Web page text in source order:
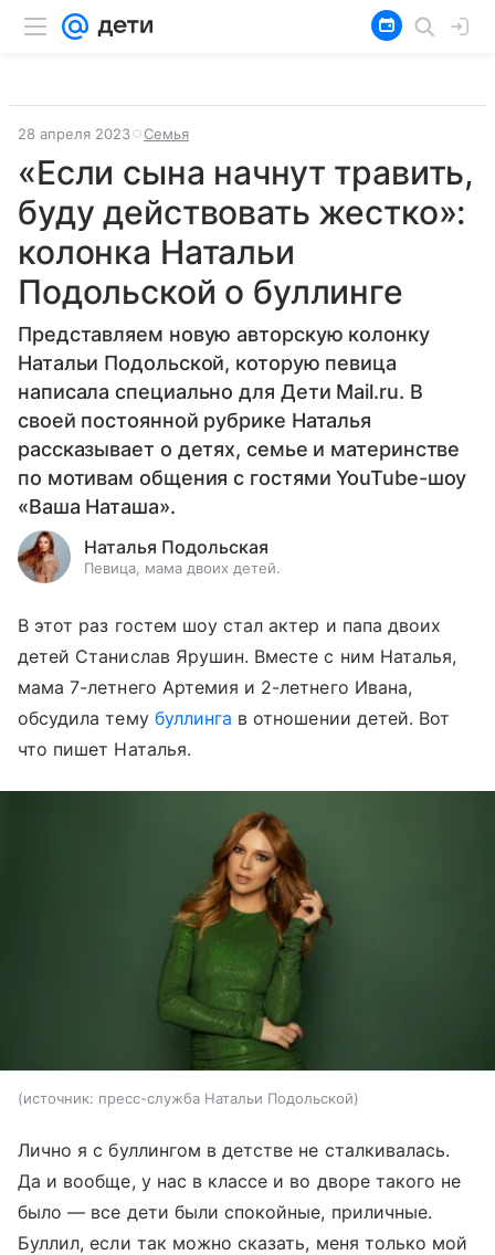
28 апреля 2023 Семья
«Если сына начнут травить,
буду действовать жестко»:
колонка Натальи
Подольской о буллинге
Представляем новую авторскую колонку
Натальи Подольской, которую певица
написала специально для Дети Mail.ru. В
своей постоянной рубрике Наталья
рассказывает о детях, семье и материнстве
по мотивам общения с гостями YouTube-шоу
«Ваша Наташа».
Наталья Подольская
Певица, мама двоих детей.
В этот раз гостем шоу стал актер и папа двоих
детей Станислав Ярушин. Вместе с ним Наталья,
мама 7-летнего Артемия и 2-летнего Ивана,
обсудила тему буллинга в отношении детей. Вот
что пишет Наталья.
источник: пресс-служба Натальи Подольской
Лично я с буллингом в детстве не сталкивалась.
Да и вообще, у нас в классе и во дворе такого не
было — все дети были спокойные, приличные.
Буллил, если так можно сказать, меня только мой